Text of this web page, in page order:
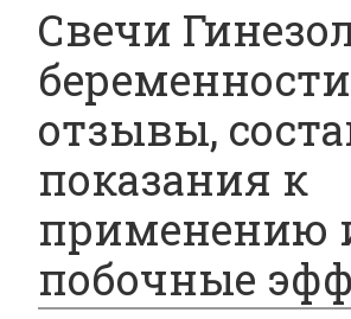
Свечи
отзывы,
показания к
применению
побочные